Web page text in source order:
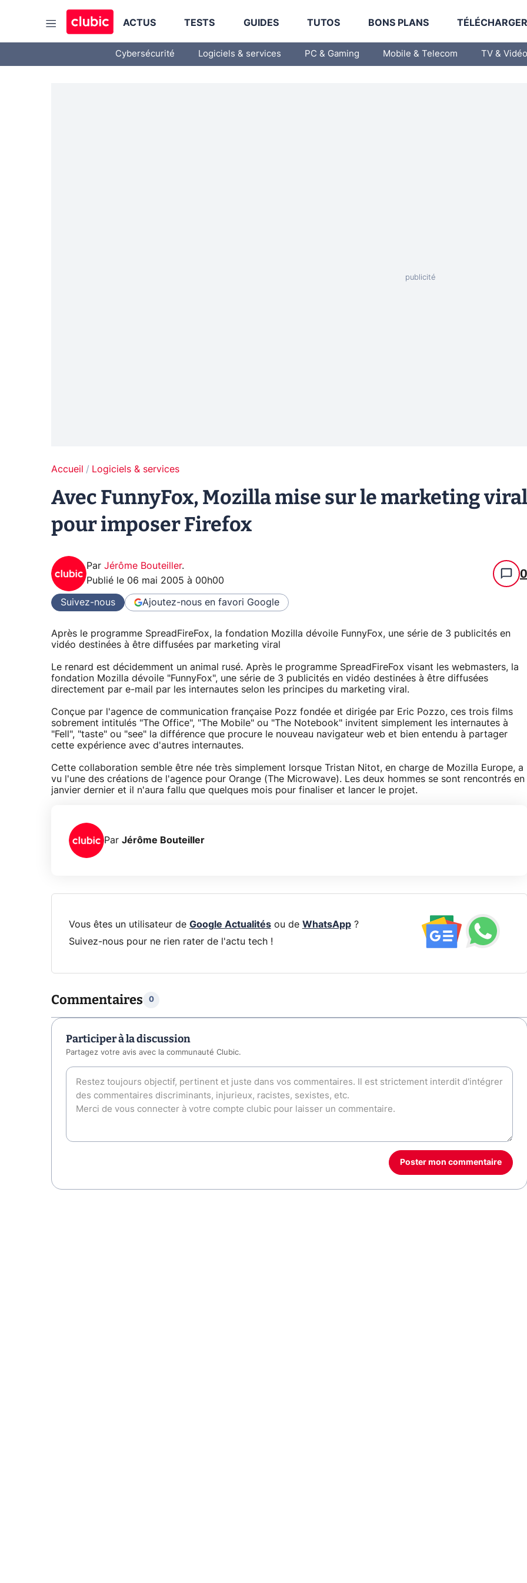
ACTUS TESTS GUIDES TUTOS BONS PLANS
Cybersécurité Logiciels & services PC & Gaming Mobile & Telecom TV & Vidéo
Accueil Logiciels & services
Avec FunnyFox, Mozilla mise sur le marketing viral
pour imposer Firefox
Par Jérôme Bouteiller.
Publié le 06 mai 2005 à 00h00 0
Suivez-nous Ajoutez-nous en favori Google
Après le programme SpreadFireFox, la fondation Mozilla dévoile FunnyFox, une série de 3 publicités en
vidéo destinées à être diffusées par marketing viral
Le renard est décidemment un animal rusé. Après le programme SpreadFireFox visant les webmasters, la
fondation Mozilla dévoile "FunnyFox", une série de 3 publicités en vidéo destinées à être diffusées
directement par e-mail par les internautes selon les principes du marketing viral.
Conçue par l'agence de communication française Pozz fondée et dirigée par Eric Pozzo, ces trois films
sobrement intitulés "The Office", "The Mobile" ou "The Notebook" invitent simplement les internautes à
"Fell", "taste" ou "see" la différence que procure le nouveau navigateur web et bien entendu à partager
cette expérience avec d'autres internautes.
Cette collaboration semble être née très simplement lorsque Tristan Nitot, en charge de Mozilla Europe, a
vu l'une des créations de l'agence pour Orange (The Microwave). Les deux hommes se sont rencontrés en
janvier dernier et il n'aura fallu que quelques mois pour finaliser et lancer le projet.
Par Jérôme Bouteiller
Vous êtes un utilisateur de Google Actualitésou de WhatsApp?
Suivez-nous pour ne rien rater de l'actu tech !
Commentaires 0
Participer à la discussion
Partagez votre avis avec la communauté Clubic.
Poster mon commentaire